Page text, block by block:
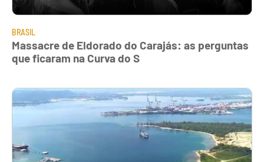
BRASIL
Massacre de Eldorado do Carajás: as perguntas
que ficaram na Curva do S